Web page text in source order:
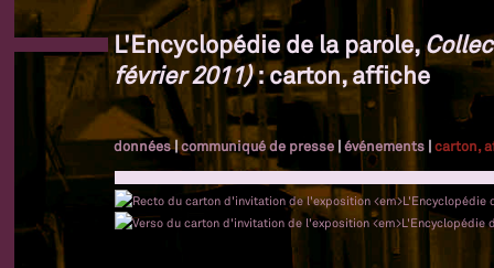
L'Encyclopédie de la parole,
février 2011): carton, affiche
données|communiqué de presse |événements |carton,